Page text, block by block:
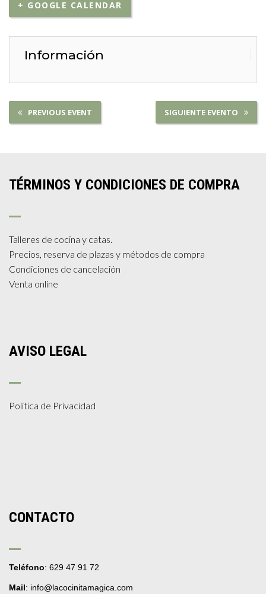
+ GOOGLE CALENDAR
Información
PREVIOUS EVENT SIGUIENTE EVENTO
TÉRMINOS Y CONDICIONES DE COMPRA
Talleres de cocina y catas.
Precios, reserva de plazas y métodos de compra
Condiciones de cancelación
Venta online
AVISO LEGAL
Política de Privacidad
CONTACTO
Teléfono: 629 47 91 72
Mail: info@lacocinitamagica.com